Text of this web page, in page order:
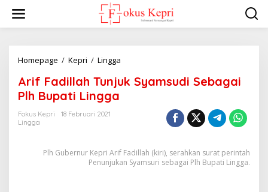
w
Homepage / Kepri / Lingga
i
a
Arif Fadillah Tunjuk Syamsudi Sebagai
Plh Bupati Lingga
Fokus Kepri
18 Februari 2021
Lingga
Plh Gubernur Kepri Arif Fadillah (kiri), serahkan surat perintah
Penunjukan Syamsuri sebagai Plh Bupati Lingga.